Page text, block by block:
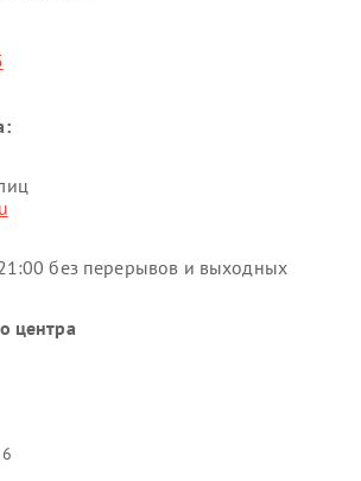
без перерывов и выходных
центра